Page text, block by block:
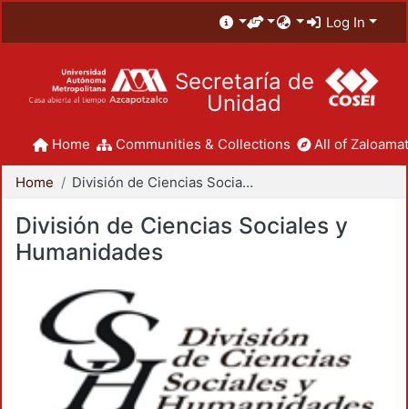
Log In
Secretaría de
Unidad
Home Communities & Collections All of
Home División de Ciencias Sociales y Humanidades
División de Ciencias Sociales y
Humanidades